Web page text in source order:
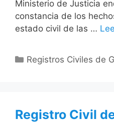
Ministerio de Justicia
constancia de los
estado civil de las …
Categorías
Registros Civiles de
Registro Civil